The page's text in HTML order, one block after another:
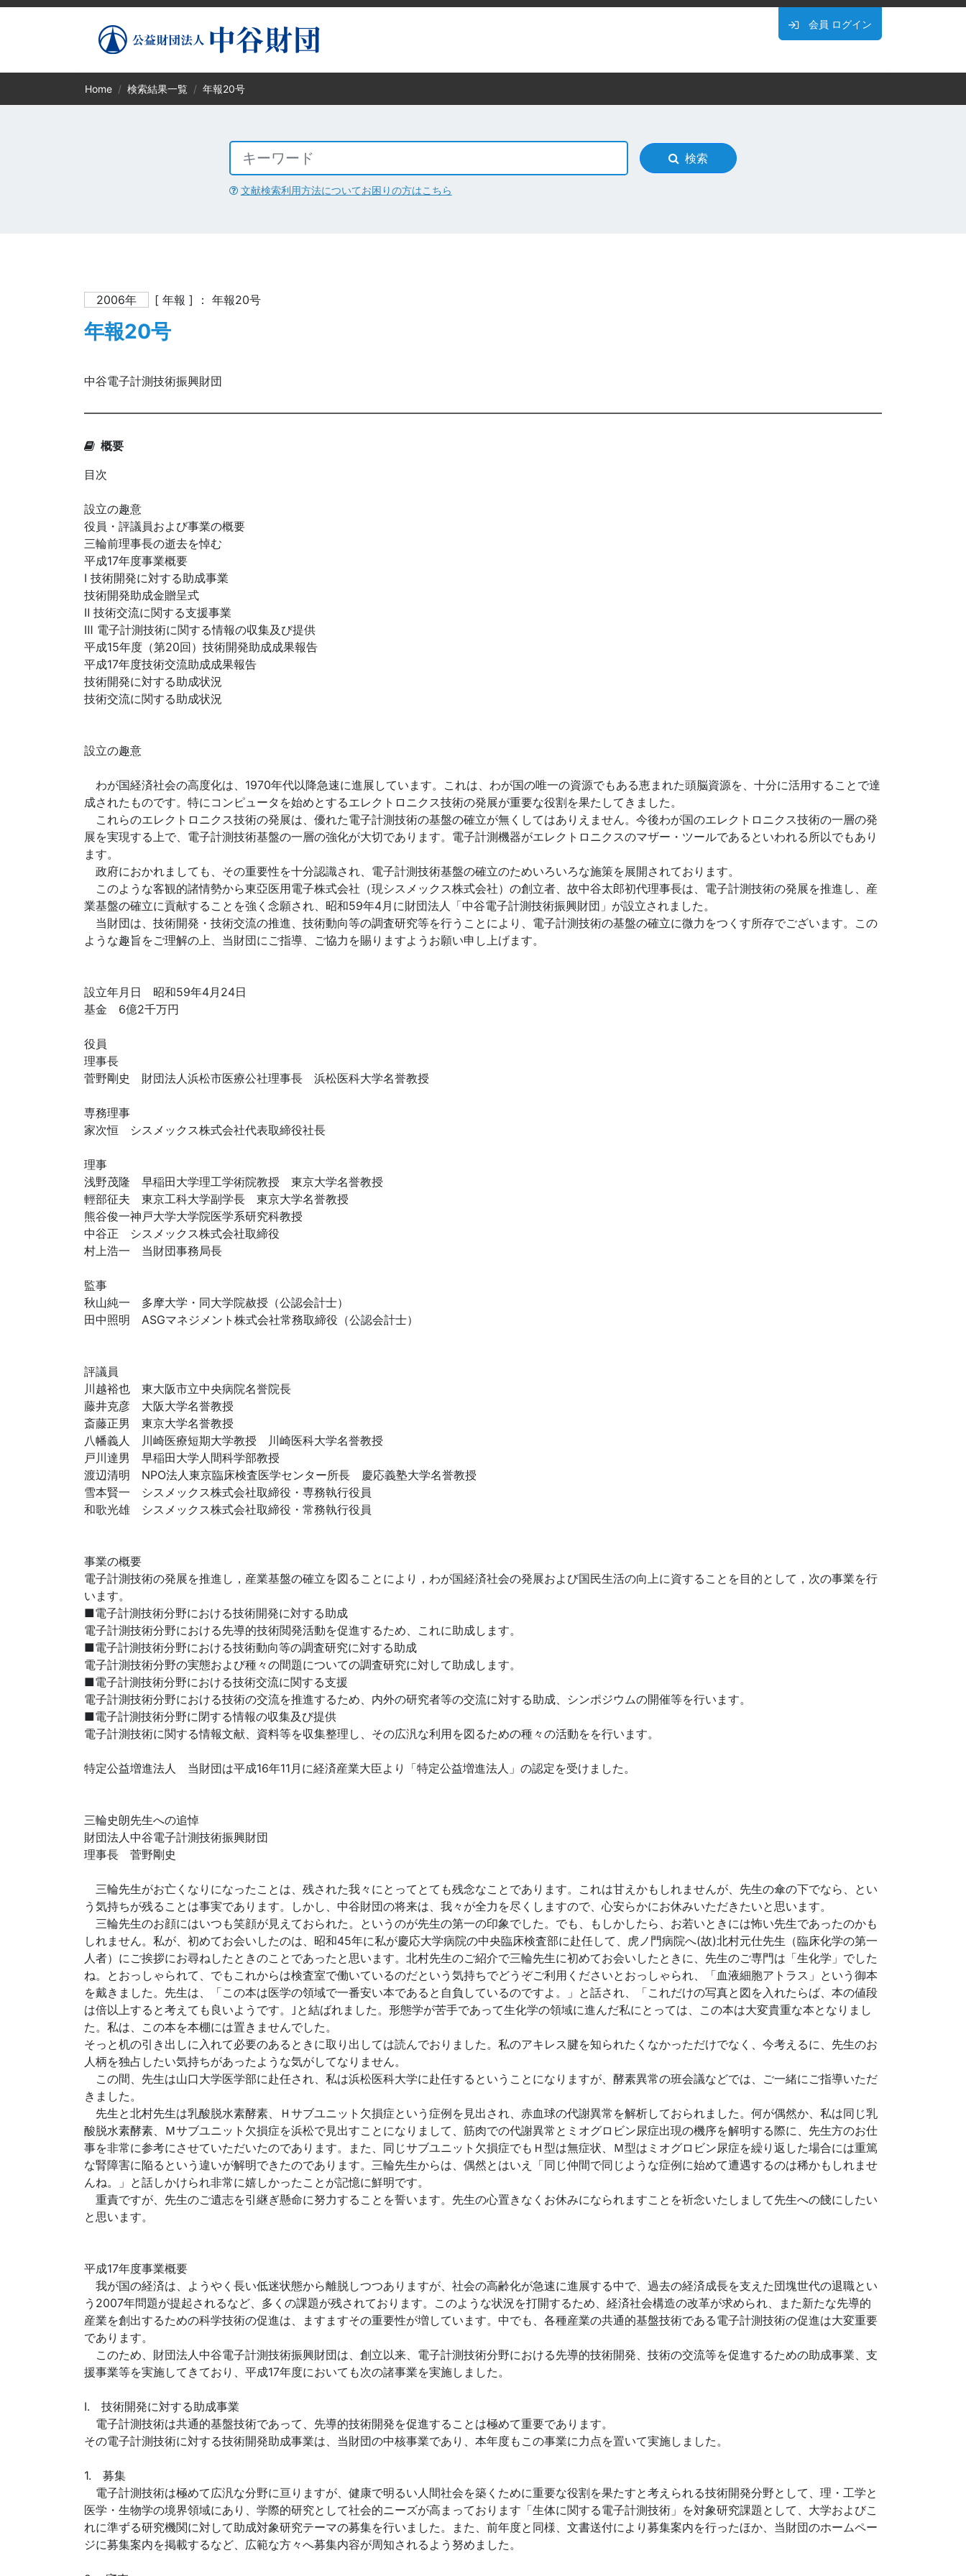
会員 ログイン
Home 検索結果一覧 年報20号
検索
文献検索利用方法についてお困りの方はこちら
2006年 [ 年報 ] ： 年報20号
年報20号
中谷電子計測技術振興財団
概要
目次
設立の趣意
役員・評議員および事業の概要
三輪前理事長の逝去を悼む
平成17年度事業概要
Ⅰ 技術開発に対する助成事業
技術開発助成金贈呈式
Ⅱ 技術交流に関する支援事業
Ⅲ 電子計測技術に関する情報の収集及び提供
平成15年度（第20回）技術開発助成成果報告
平成17年度技術交流助成成果報告
技術開発に対する助成状況
技術交流に関する助成状況
設立の趣意
わが国経済社会の高度化は、1970年代以降急速に進展しています。これは、わが国の唯一の資源でもある恵まれた頭脳資源を、十分に活用することで達
成されたものです。特にコンピュータを始めとするエレクトロニクス技術の発展が重要な役割を果たしてきました。
これらのエレクトロニクス技術の発展は、優れた電子計測技術の基盤の確立が無くしてはありえません。今後わが国のエレクトロニクス技術の一層の発
展を実現する上で、電子計測技術基盤の一層の強化が大切であります。電子計測機器がエレクトロニクスのマザー・ツールであるといわれる所以でもあり
ます。
政府におかれましても、その重要性を十分認識され、電子計測技術基盤の確立のためいろいろな施策を展開されております。
このような客観的諸情勢から東亞医用電子株式会社（現シスメックス株式会社）の創立者、故中谷太郎初代理事長は、電子計測技術の発展を推進し、産
業基盤の確立に貢献することを強く念願され、昭和59年4月に財団法人「中谷電子計測技術振興財団」が設立されました。
当財団は、技術開発・技術交流の推進、技術動向等の調査研究等を行うことにより、電子計測技術の基盤の確立に微力をつくす所存でございます。この
ような趣旨をご理解の上、当財団にご指導、ご協力を賜りますようお願い申し上げます。
設立年月日 昭和59年4月24日
基金 6億2千万円
役員
理事長
菅野剛史 財団法人浜松市医療公社理事長 浜松医科大学名誉教授
専務理事
家次恒 シスメックス株式会社代表取締役社長
理事
浅野茂隆 早稲田大学理工学術院教授 東京大学名誉教授
輕部征夫 東京工科大学副学長 東京大学名誉教授
熊谷俊一神戸大学大学院医学系研究科教授
中谷正 シスメックス株式会社取締役
村上浩一 当財団事務局長
監事
秋山純一 多摩大学・同大学院赦授（公認会計士）
田中照明 ASGマネジメント株式会社常務取締役（公認会計士）
評議員
川越裕也 東大阪市立中央病院名誉院長
藤井克彦 大阪大学名誉教授
斎藤正男 東京大学名誉教授
八幡義人 川崎医療短期大学教授 川崎医科大学名誉教授
戸川達男 早稲田大学人間科学部教授
渡辺清明 NPO法人東京臨床検査医学センター所長 慶応義塾大学名誉教授
雪本賢一 シスメックス株式会社取締役・専務執行役員
和歌光雄 シスメックス株式会社取締役・常務執行役員
事業の概要
電子計測技術の発展を推進し，産業基盤の確立を図ることにより，わが国経済社会の発展および国民生活の向上に資することを目的として，次の事業を行
います。
■電子計測技術分野における技術開発に対する助成
電子計測技術分野における先導的技術閲発活動を促進するため、これに助成します。
■電子計測技術分野における技術動向等の調査研究に対する助成
電子計測技術分野の実態および種々の間題についての調査研究に対して助成します。
■電子計測技術分野における技術交流に関する支援
電子計測技術分野における技術の交流を推進するため、内外の研究者等の交流に対する助成、シンポジウムの開催等を行います。
■電子計測技術分野に閉する情報の収集及び提供
電子計測技術に関する情報文献、資料等を収集整理し、その広汎な利用を図るための種々の活動をを行います。
特定公益増進法人 当財団は平成16年11月に経済産業大臣より「特定公益増進法人」の認定を受けました。
三輪史朗先生への追悼
財団法人中谷電子計測技術振興財団
理事長 菅野剛史
三輪先生がお亡くなりになったことは、残された我々にとってとても残念なことであります。これは甘えかもしれませんが、先生の傘の下でなら、とい
う気持ちが残ることは事実であります。しかし、中谷財団の将来は、我々が全力を尽くしますので、心安らかにお休みいただきたいと思います。
三輪先生のお顔にはいつも笑顔が見えておられた。というのが先生の第一の印象でした。でも、もしかしたら、お若いときには怖い先生であったのかも
しれません。私が、初めてお会いしたのは、昭和45年に私が慶応大学病院の中央臨床検査部に赴任して、虎ノ門病院へ(故)北村元仕先生（臨床化学の第一
人者）にご挨拶にお尋ねしたときのことであったと思います。北村先生のご紹介で三輪先生に初めてお会いしたときに、先生のご専門は「生化学」でした
ね。とおっしゃられて、でもこれからは検査室で働いているのだという気持ちでどうぞご利用くださいとおっしゃられ、「血液細胞アトラス」という御本
を戴きました。先生は、「この本は医学の領域で一番安い本であると自負しているのですよ。」と話され、「これだけの写真と図を入れたらば、本の値段
は倍以上すると考えても良いようです。｣と結ばれました。形態学が苦手であって生化学の領域に進んだ私にとっては、この本は大変貴重な本となりまし
た。私は、この本を本棚には置きませんでした。
そっと机の引き出しに入れて必要のあるときに取り出しては読んでおりました。私のアキレス腱を知られたくなかっただけでなく、今考えるに、先生のお
人柄を独占したい気持ちがあったような気がしてなりません。
この間、先生は山口大学医学部に赴任され、私は浜松医科大学に赴任するということになりますが、酵素異常の班会議などでは、ご一緒にご指導いただ
きました。
先生と北村先生は乳酸脱水素酵素、Ｈサブユニット欠損症という症例を見出され、赤血球の代謝異常を解析しておられました。何が偶然か、私は同じ乳
酸脱水素酵素、Ｍサブユニット欠損症を浜松で見出すことになりまして、筋肉での代謝異常とミオグロビン尿症出現の機序を解明する際に、先生方のお仕
事を非常に参考にさせていただいたのであります。また、同じサブユニット欠損症でもＨ型は無症状、Ｍ型はミオグロビン尿症を繰り返した場合には重篤
な腎障害に陥るという違いが解明できたのであります。三輪先生からは、偶然とはいえ「同じ仲間で同じような症例に始めて遭遇するのは稀かもしれませ
んね。」と話しかけられ非常に嬉しかったことが記憶に鮮明です。
重責ですが、先生のご遺志を引継ぎ懸命に努力することを誓います。先生の心置きなくお休みになられますことを祈念いたしまして先生への餞にしたい
と思います。
平成17年度事業概要
我が国の経済は、ようやく長い低迷状態から離脱しつつありますが、社会の高齢化が急速に進展する中で、過去の経済成長を支えた団塊世代の退職とい
う2007年問題が提起されるなど、多くの課題が残されております。このような状況を打開するため、経済社会構造の改革が求められ、また新たな先導的
産業を創出するための科学技術の促進は、ますますその重要性が増しています。中でも、各種産業の共通的基盤技術である電子計測技術の促進は大変重要
であります。
このため、財団法人中谷電子計測技術振興財団は、創立以来、電子計測技術分野における先導的技術開発、技術の交流等を促進するための助成事業、支
援事業等を実施してきており、平成17年度においても次の諸事業を実施しました。
I. 技術開発に対する助成事業
電子計測技術は共通的基盤技術であって、先導的技術開発を促進することは極めて重要であります。
その電子計測技術に対する技術開発助成事業は、当財団の中核事業であり、本年度もこの事業に力点を置いて実施しました。
1. 募集
電子計測技術は極めて広汎な分野に亘りますが、健康で明るい人間社会を築くために重要な役割を果たすと考えられる技術開発分野として、理・工学と
医学・生物学の境界領域にあり、学際的研究として社会的ニーズが高まっております「生体に関する電子計測技術」を対象研究課題として、大学およびこ
れに準ずる研究機関に対して助成対象研究テーマの募集を行いました。また、前年度と同様、文書送付により募集案内を行ったほか、当財団のホームペー
ジに募集案内を掲載するなど、広範な方々へ募集内容が周知されるよう努めました。